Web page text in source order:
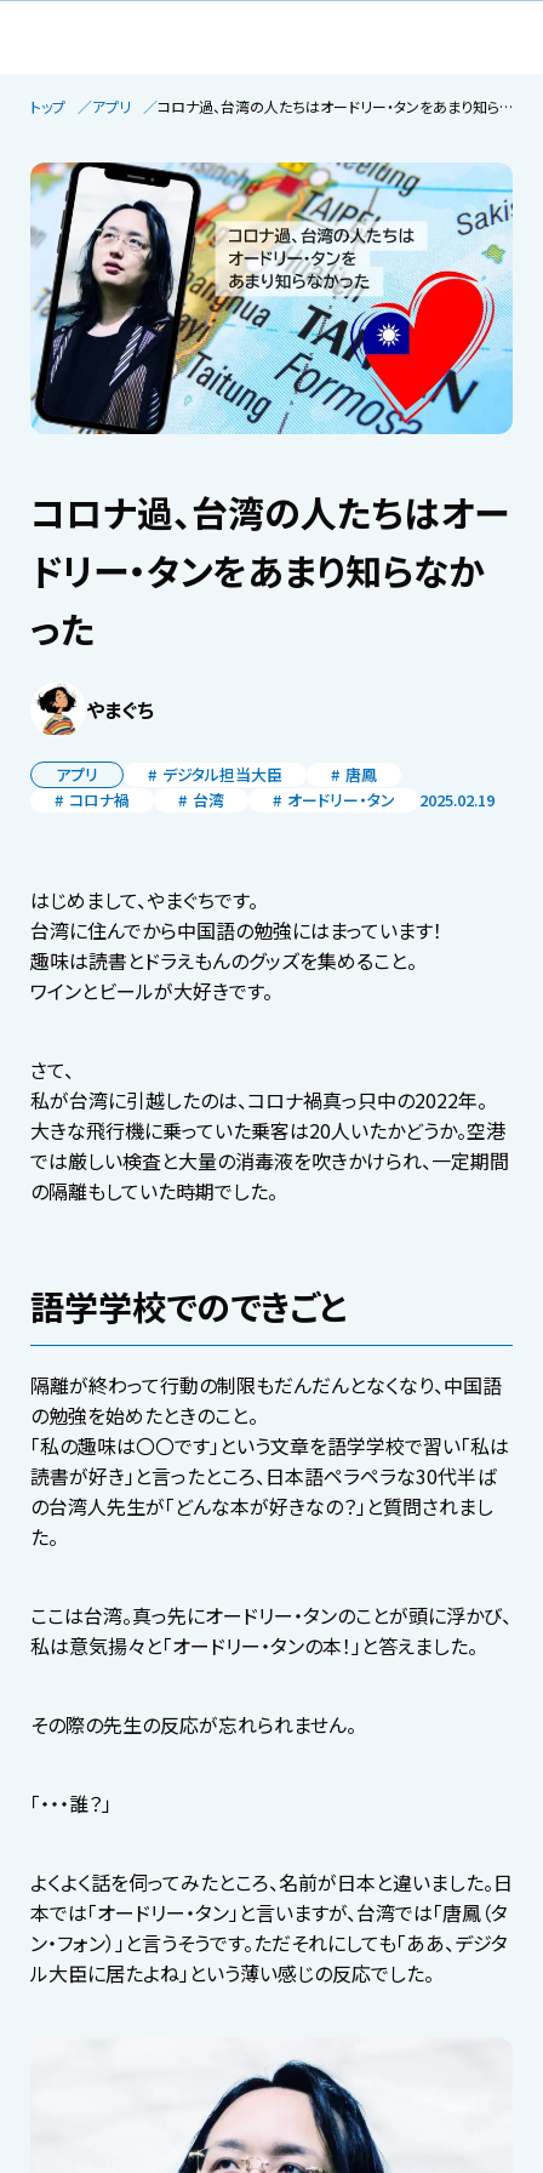
トップ アプリ コロナ過、台湾の人たちはオードリー・タンをあまり知らなかった
コロナ過、台湾の人たちはオー
ドリー・タンをあまり知らなか
った
やまぐち
アプリ デジタル担当大臣
唐鳳
コロナ禍
台湾 オードリー・タン 2025.02.19
はじめまして、やまぐちです。
台湾に住んでから中国語の勉強にはまっています！
趣味は読書とドラえもんのグッズを集めること。
ワインとビールが大好きです。
さて、
私が台湾に引越したのは、コロナ禍真っ只中の2022年。
大きな飛行機に乗っていた乗客は20人いたかどうか。空港
では厳しい検査と大量の消毒液を吹きかけられ、一定期間
の隔離もしていた時期でした。
語学学校でのできごと
隔離が終わって行動の制限もだんだんとなくなり、中国語
の勉強を始めたときのこと。
「私の趣味は〇〇です」という文章を語学学校で習い「私は
読書が好き」と言ったところ、日本語ペラペラな30代半ば
の台湾人先生が「どんな本が好きなの？」と質問されまし
た。
ここは台湾。真っ先にオードリー・タンのことが頭に浮かび、
私は意気揚々と「オードリー・タンの本！」と答えました。
その際の先生の反応が忘れられません。
「・・・誰？」
よくよく話を伺ってみたところ、名前が日本と違いました。日
本では「オードリー・タン」と言いますが、台湾では「唐鳳（タ
ン・フォン）」と言うそうです。ただそれにしても「ああ、デジタ
ル大臣に居たよね」という薄い感じの反応でした。